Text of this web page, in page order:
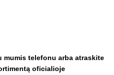
mumis telefonu arba atraskite
oficialioje